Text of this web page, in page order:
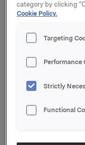
På en sjetteplass
øvre halvdel av
gledelig lesning
kunder i handelen
Orkla.
category by clicking
Cookie Policy.
Targeting
Performance
Strictly
Functional